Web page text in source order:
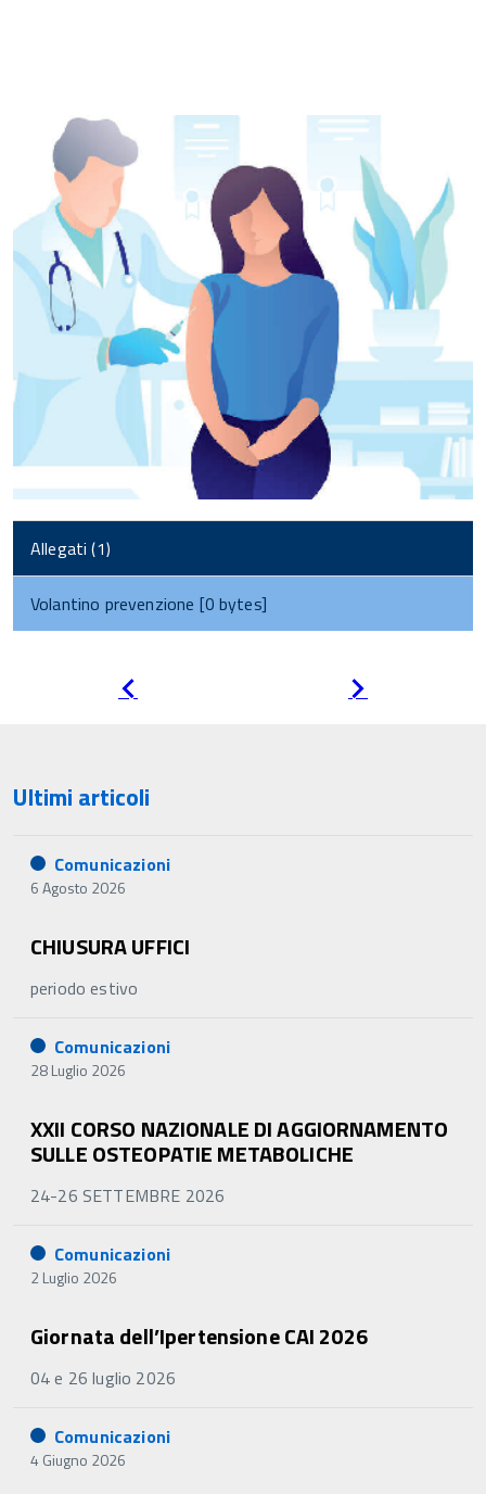
Allegati (1)
Volantino prevenzione [0 bytes]
Ultimi articoli
Comunicazioni
6 Agosto 2026
CHIUSURA UFFICI
periodo estivo
Comunicazioni
28 Luglio 2026
XXII CORSO NAZIONALE DI AGGIORNAMENTO
SULLE OSTEOPATIE METABOLICHE
24-26 SETTEMBRE 2026
Comunicazioni
2 Luglio 2026
Giornata dell’Ipertensione CAI 2026
04 e 26 luglio 2026
Comunicazioni
4 Giugno 2026